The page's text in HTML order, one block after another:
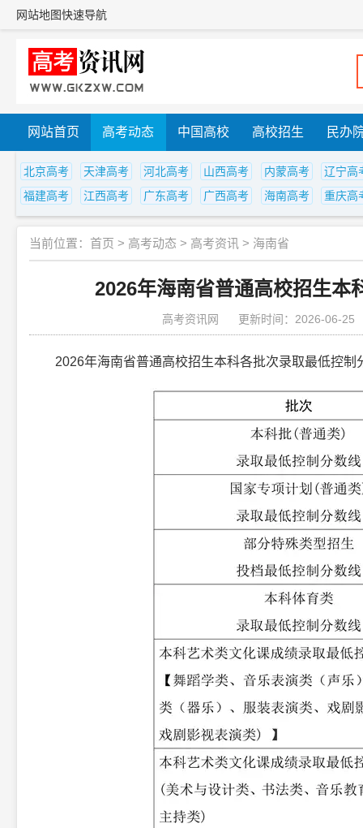
网站地图快速导航
网站首页 高考动态 中国高校 高校招生 民办
北京高考 天津高考 河北高考 山西高考 内蒙高考
辽宁高
福建高考
江西高考 广东高考 广西高考 海南高考 重庆高
当前位置： 首页 > 高考动态 > 高考资讯 > 海南省
2026年海南省普通高校招生本
高考资讯网 更新时间：2026-06-25
2026年海南省普通高校招生本科各批次录取最低控制